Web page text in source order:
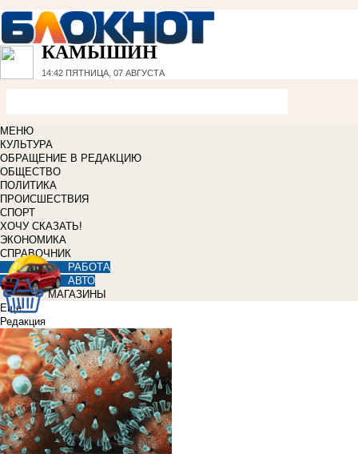
КАМЫШИН
14:42 ПЯТНИЦА, 07 АВГУСТА
МЕНЮ
КУЛЬТУРА
ОБРАЩЕНИЕ В РЕДАКЦИЮ
ОБЩЕСТВО
ПОЛИТИКА
ПРОИСШЕСТВИЯ
СПОРТ
ХОЧУ СКАЗАТЬ!
ЭКОНОМИКА
СПРАВОЧНИК
РАБОТА
АВТО
МАГАЗИНЫ
Еще
Редакция